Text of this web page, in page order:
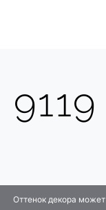
Оттенок декора может